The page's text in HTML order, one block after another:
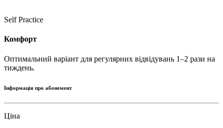
Self Practice
Комфорт
Оптимальний варіант для регулярних відвідувань 1–2 рази на
тиждень.
Інформація про абонемент
Ціна